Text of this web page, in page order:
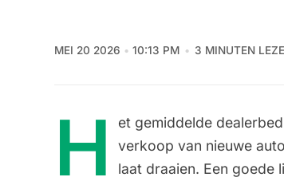
MEI 20 2026 10:13 PM 3 MINUTEN
H
et gemiddelde
verkoop van nieuwe
laat draaien. Een goede